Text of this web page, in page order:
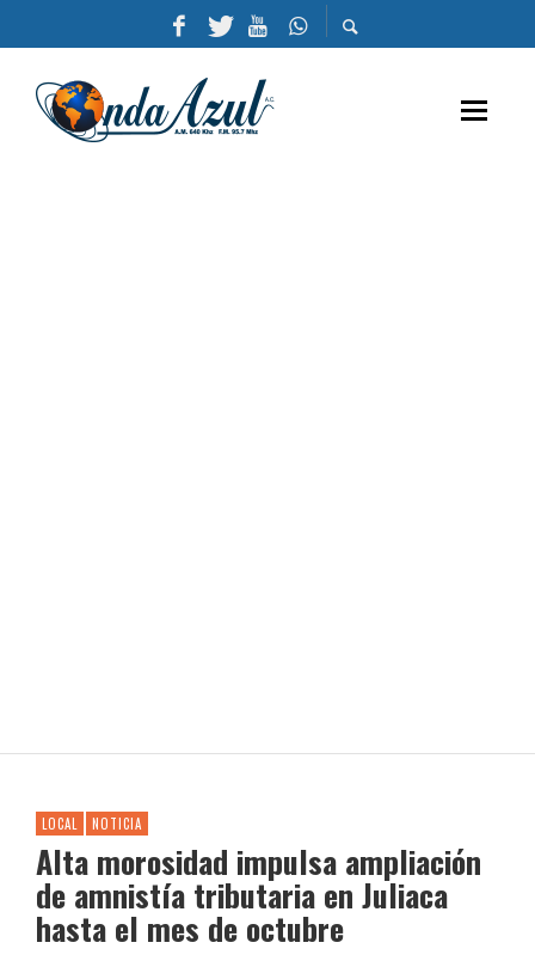
LOCAL NOTICIA
Alta morosidad impulsa ampliación
de amnistía tributaria en Juliaca
hasta el mes de octubre